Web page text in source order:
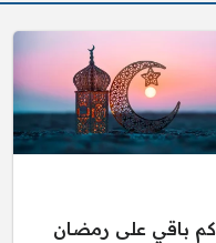
كم باقي على رمضان